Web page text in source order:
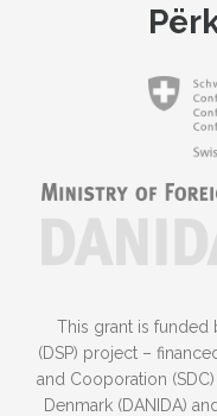
This grant is funded
(DSP) project –
and Cooporation
Denmark (DANIDA)